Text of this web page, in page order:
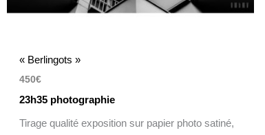
« Berlingots »
450€
23h35 photographie
Tirage qualité exposition sur papier photo satiné,